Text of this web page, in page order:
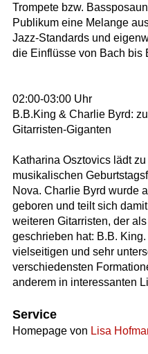
Trompete bzw.
Publikum eine Melange
Jazz-Standards und
die Einflüsse von Bach bis
02:00-03:00 Uhr
B.B.King & Charlie Byrd:
Gitarristen-Giganten
Katharina Osztovics lädt
musikalischen
Nova. Charlie Byrd wurde
geboren und teilt sich
weiteren Gitarristen, der
geschrieben hat: B.B.
vielseitigen und sehr
verschiedensten
anderem in interessanten
Service
Homepage von Lisa